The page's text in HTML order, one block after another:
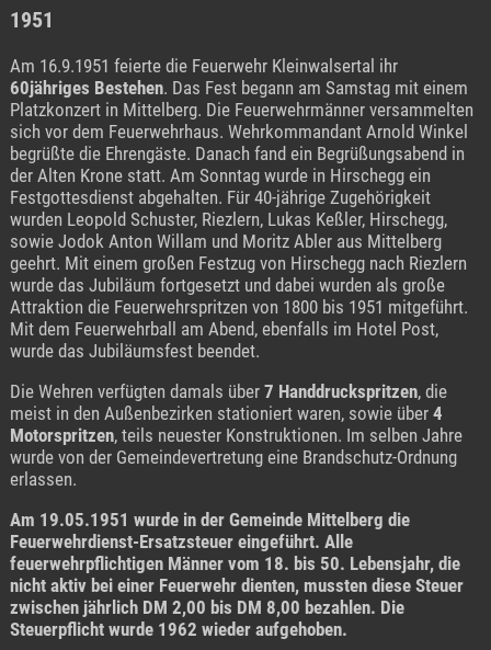
1951
Am 16.9.1951 feierte die Feuerwehr Kleinwalsertal ihr
60jähriges Bestehen. Das Fest begann am Samstag mit einem
Platzkonzert in Mittelberg. Die Feuerwehrmänner versammelten
sich vor dem Feuerwehrhaus. Wehrkommandant Arnold Winkel
begrüßte die Ehrengäste. Danach fand ein Begrüßungsabend in
der Alten Krone statt. Am Sonntag wurde in Hirschegg ein
Festgottesdienst abgehalten. Für 40-jährige Zugehörigkeit
wurden Leopold Schuster, Riezlern, Lukas Keßler, Hirschegg,
sowie Jodok Anton Willam und Moritz Abler aus Mittelberg
geehrt. Mit einem großen Festzug von Hirschegg nach Riezlern
wurde das Jubiläum fortgesetzt und dabei wurden als große
Attraktion die Feuerwehrspritzen von 1800 bis 1951 mitgeführt.
Mit dem Feuerwehrball am Abend, ebenfalls im Hotel Post,
wurde das Jubiläumsfest beendet.
Die Wehren verfügten damals über 7 Handdruckspritzen, die
meist in den Außenbezirken stationiert waren, sowie über 4
Motorspritzen, teils neuester Konstruktionen. Im selben Jahre
wurde von der Gemeindevertretung eine Brandschutz-Ordnung
erlassen.
Am 19.05.1951 wurde in der Gemeinde Mittelberg die
Feuerwehrdienst-Ersatzsteuer eingeführt. Alle
feuerwehrpflichtigen Männer vom 18. bis 50. Lebensjahr, die
nicht aktiv bei einer Feuerwehr dienten, mussten diese Steuer
zwischen jährlich DM 2,00 bis DM 8,00 bezahlen. Die
Steuerpflicht wurde 1962 wieder aufgehoben.